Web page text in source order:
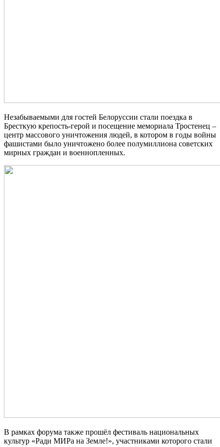
Незабываемыми для гостей Белоруссии стали поездка в
Бресткую крепость-герой и посещение мемориала Тростенец –
центр массового уничтожения людей, в котором в годы войны
фашистами было уничтожено более полумиллиона советских
мирных граждан и военнопленных.
В рамках форума также прошёл фестиваль национальных
культур «Ради МИРа на Земле!», участниками которого стали